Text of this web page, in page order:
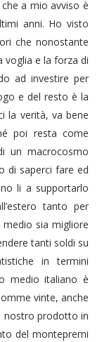
a mio avviso è
anni. Ho visto
che nonostante
e la forza di
ad investire per
e del resto è la
la verità, va bene
poi resta come
un macrocosmo
di saperci fare ed
li a supportarlo
tanto per
sia migliore
tanti soldi su
in termini
medio italiano è
vinte, anche
nostro prodotto in
del montepremi